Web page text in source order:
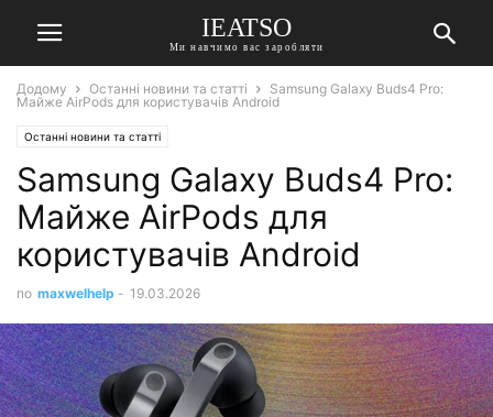
IEATSO
Ми навчимо вас заробляти
Додому Останні новини та статті
Samsung Galaxy Buds4 Pro:
Майже AirPods для користувачів Android
Останні новини та статті
Samsung Galaxy Buds4 Pro:
Майже AirPods для
користувачів Android
по maxwelhelp - 19.03.2026